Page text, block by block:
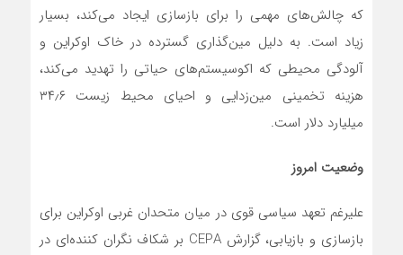
که چالش‌های مهمی را برای بازسازی ایجاد می‌کند، بسیار
زیاد است. به دلیل مین‌گذاری گسترده در خاک اوکراین و
آلودگی محیطی که اکوسیستم‌های حیاتی را تهدید می‌کند،
هزینه تخمینی مین‌زدایی و احیای محیط زیست ۳۴٫۶
میلیارد دلار است.
وضعیت امروز
علیرغم تعهد سیاسی قوی در میان متحدان غربی اوکراین برای
بازسازی و بازیابی، گزارش CEPA بر شکاف نگران کننده‌ای در